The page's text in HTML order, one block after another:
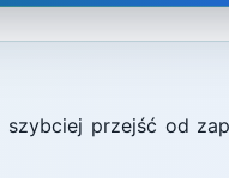
szybciej przejść od